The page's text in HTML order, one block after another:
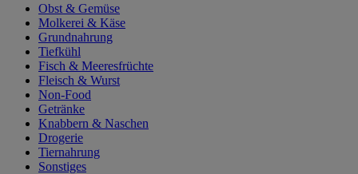
Obst & Gemüse
Molkerei & Käse
Grundnahrung
Tiefkühl
Fisch & Meeresfrüchte
Fleisch & Wurst
Non-Food
Getränke
Knabbern & Naschen
Drogerie
Tiernahrung
Sonstiges